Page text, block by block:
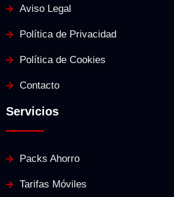
Aviso Legal
Política de Privacidad
Política de Cookies
Contacto
Servicios
Packs Ahorro
Tarifas Móviles